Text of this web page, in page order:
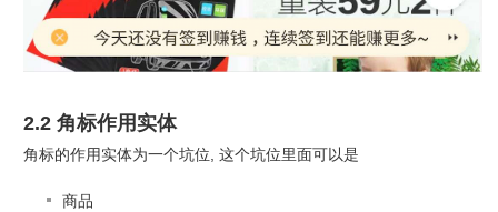
2.2 角标作用实体
角标的作用实体为一个坑位, 这个坑位里面可以是
商品